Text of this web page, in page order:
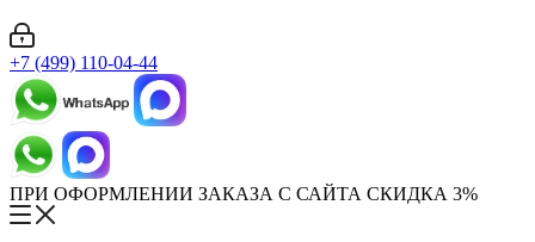
+7 (499) 110-04-44
ПРИ ОФОРМЛЕНИИ ЗАКАЗА С САЙТА СКИДКА 3%